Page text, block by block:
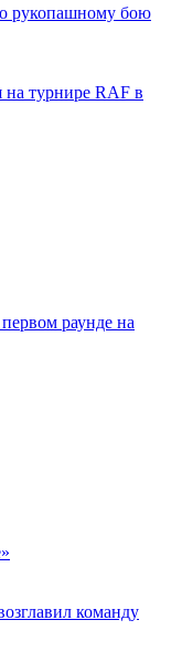
рукопашному бою
на турнире RAF в
раунде на
команду